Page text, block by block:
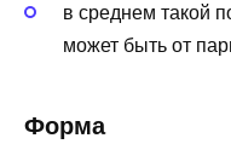
в среднем такой
может быть от
Форма